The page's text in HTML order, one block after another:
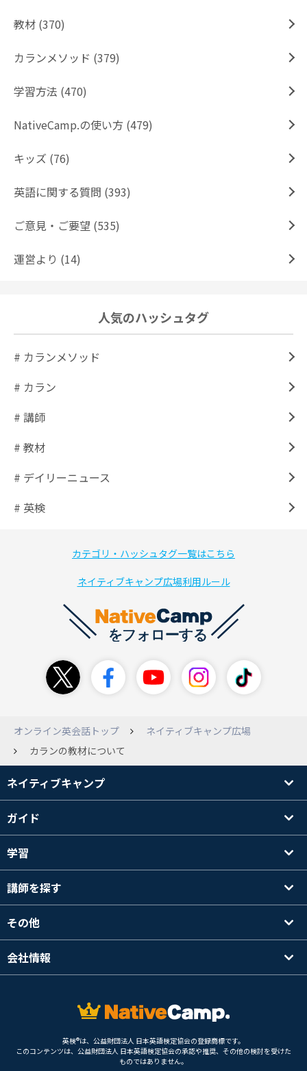
教材 (370)
カランメソッド (379)
学習方法 (470)
NativeCamp.の使い方 (479)
キッズ (76)
英語に関する質問 (393)
ご意見・ご要望 (535)
運営より (14)
人気のハッシュタグ
# カランメソッド
# カラン
# 講師
# 教材
# デイリーニュース
# 英検
カテゴリ・ハッシュタグ一覧はこちら
ネイティブキャンプ広場利用ルール
オンライン英会話トップ
ネイティブキャンプ広場
カランの教材について
ネイティブキャンプ
ガイド
学習
講師を探す
その他
会社情報
英検®は、公益財団法人 日本英語検定協会の登録商標です。
このコンテンツは、公益財団法人 日本英語検定協会の承認や推奨、その他の検討を受けた
ものではありません。